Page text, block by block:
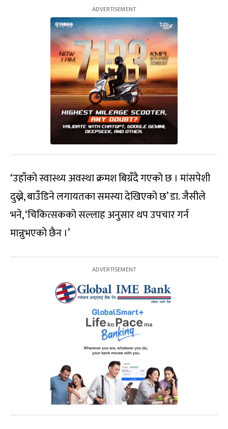
‘उहाँको स्वास्थ्य अवस्था क्रमश बिग्रँदै गएको छ । मांसपेशी
दुख्ने, बाउँडिने लगायतका समस्या देखिएको छ’ डा. जैसीले
भने, ‘चिकित्सकको सल्लाह अनुसार थप उपचार गर्न
मान्नुभएको छैन ।’